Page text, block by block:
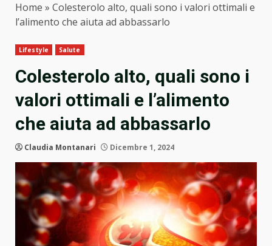
Home » Colesterolo alto, quali sono i valori ottimali e
l’alimento che aiuta ad abbassarlo
Lifestyle Salute
Colesterolo alto, quali sono i
valori ottimali e l’alimento
che aiuta ad abbassarlo
Claudia Montanari Dicembre 1, 2024